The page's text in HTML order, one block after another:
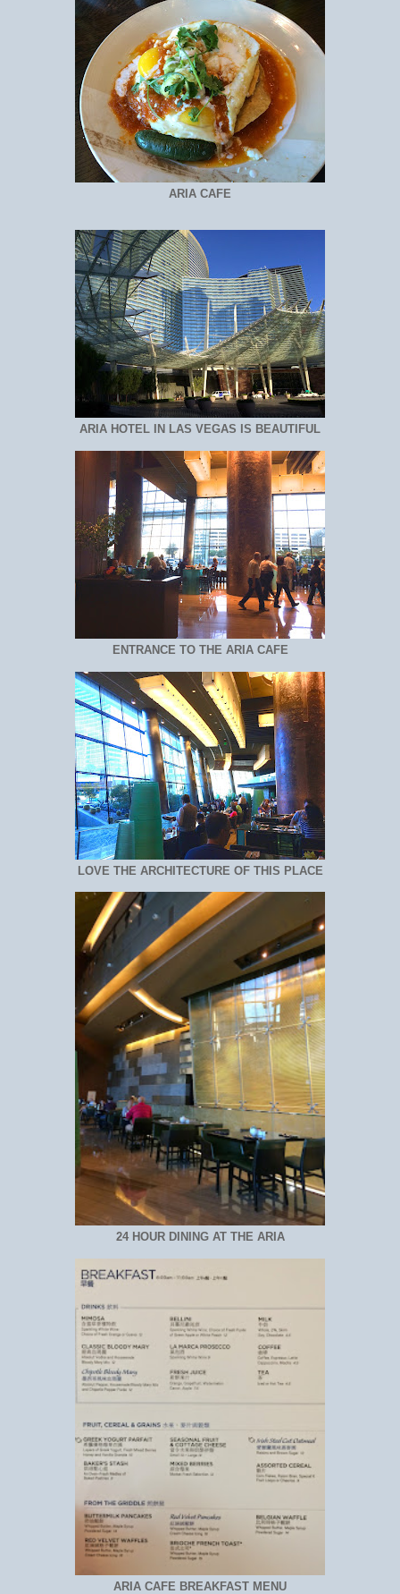
ARIA CAFE
ARIA HOTEL IN LAS VEGAS IS BEAUTIFUL
ENTRANCE TO THE ARIA CAFE
LOVE THE ARCHITECTURE OF THIS PLACE
24 HOUR DINING AT THE ARIA
ARIA CAFE BREAKFAST MENU